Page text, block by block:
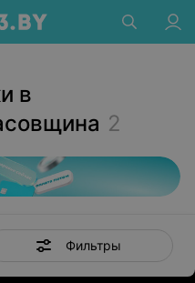
в
2
Фильтры